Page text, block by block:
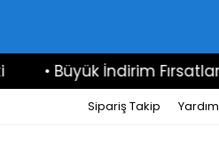
• Büyük İndirim Fırsatları
Sipariş Takip Yardım